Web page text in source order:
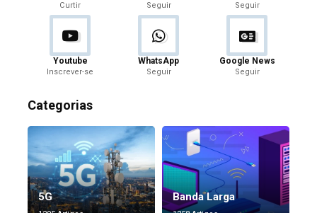
Curtir Seguir Seguir
Youtube
Inscrever-se
WhatsApp
Seguir
Google News
Seguir
Categorias
5G Banda Larga